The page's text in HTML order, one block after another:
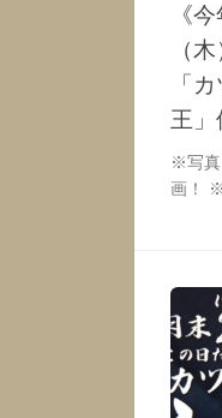
《
（
「
王」
※写真
画！